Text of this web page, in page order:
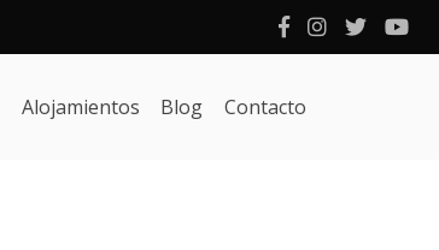
Alojamientos Blog Contacto